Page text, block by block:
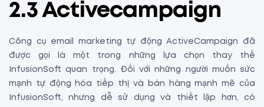
2.3 Activecampaign
Công cụ email marketing tự động ActiveCampaign đã
được gọi là một trong những lựa chọn thay thế
InfusionSoft quan trọng. Đối với những người muốn sức
mạnh tự động hóa tiếp thị và bán hàng mạnh mẽ của
InfusionSoft, nhưng dễ sử dụng và thiết lập hơn, có